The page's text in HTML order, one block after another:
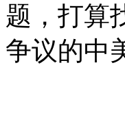
题，打算
争议的中